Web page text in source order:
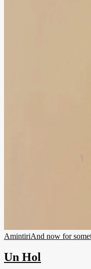
AmintiriAnd now for
Un Hol